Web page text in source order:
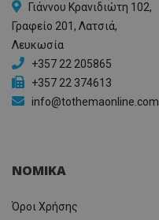
Γιάννου Κρανιδιώτη 102,
Γραφείο 201, Λατσιά,
Λευκωσία
+357 22 205865
+357 22 374613
info@tothemaonline.com
ΝΟΜΙΚΑ
Όροι Χρήσης